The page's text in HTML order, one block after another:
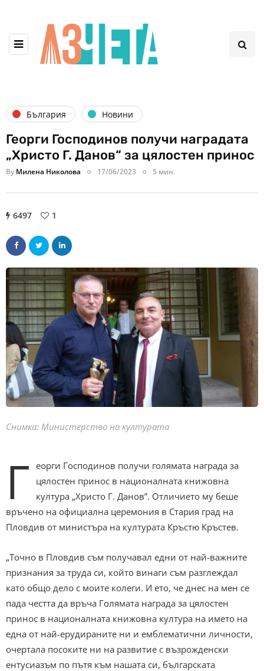
България Новини
Георги Господинов получи наградата
„Христо Г. Данов“ за цялостен принос
By Милена Николова 17/06/2023 5 мин.
6497 1
Снимка: Министерство на културата
Г еорги Господинов получи голямата награда за
цялостен принос в националната книжовна
култура „Христо Г. Данов”. Отличието му беше
връчено на официална церемония в Стария град на
Пловдив от министъра на културата Кръстю Кръстев.
„Точно в Пловдив съм получавал едни от най-важните
признания за труда си, който винаги съм разглеждал
като общо дело с моите колеги. И ето, че днес на мен се
пада честта да връча Голямата награда за цялостен
принос в националната книжовна култура на името на
една от най-ерудираните ни и емблематични личности,
очертала посоките ни на развитие с възрожденски
ентусиазъм по пътя към нашата си, българската